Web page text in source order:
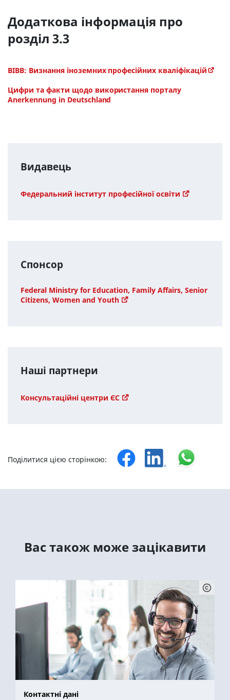
Додаткова інформація про
розділ 3.3
BIBB: Визнання іноземних професійних кваліфікацій
Цифри та факти щодо використання порталу
Anerkennung in Deutschland
Видавець
Федеральний інститут професійної освіти
Спонсор
Federal Ministry for Education, Family Affairs, Senior
Citizens, Women and Youth
Наші партнери
Консультаційні центри ЄС
Поділитися цією сторінкою:
Вас також може зацікавити
Контактні дані